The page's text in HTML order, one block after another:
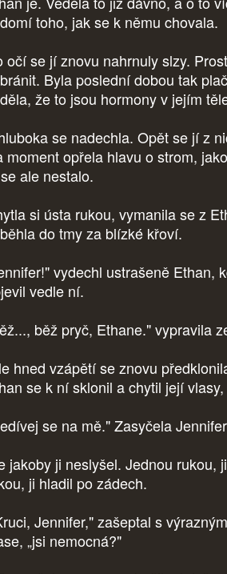
toho, jak se k němu chovala.
očí se jí znovu nahrnuly slzy.
Byla poslední dobou tak
že to jsou hormony v jejím
se nadechla. Opět se jí z
moment opřela hlavu o strom,
ale nestalo.
si ústa rukou, vymanila se z
do tmy za blízké křoví.
vydechl ustrašeně Ethan,
vedle ní.
běž pryč, Ethane." vypravila
hned vzápětí se znovu
se k ní sklonil a chytil její
se na mě." Zasyčela
jakoby ji neslyšel. Jednou rukou,
ji hladil po zádech.
Jennifer," zašeptal s
„jsi nemocná?"